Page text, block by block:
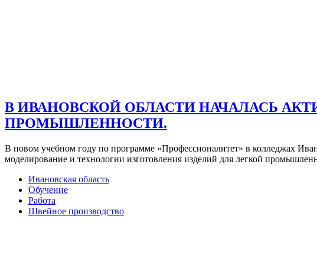
В ИВАНОВСКОЙ ОБЛАСТИ НАЧАЛАСЬ
ПРОМЫШЛЕННОСТИ.
В новом учебном году по программе «Профессионалитет» в колледжах
моделирование и технологии изготовления изделий для легкой
Ивановская область
Обучение
Работа
Швейное производство